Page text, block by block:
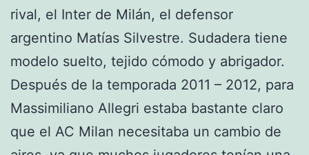
rival, el Inter de Milán, el defensor
argentino Matías Silvestre. Sudadera tiene
modelo suelto, tejido cómodo y abrigador.
Después de la temporada 2011 – 2012, para
Massimiliano Allegri estaba bastante claro
que el AC Milan necesitaba un cambio de